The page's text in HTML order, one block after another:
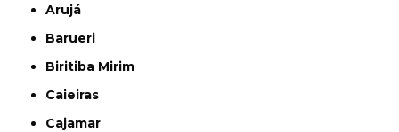
Arujá
Barueri
Biritiba Mirim
Caieiras
Cajamar